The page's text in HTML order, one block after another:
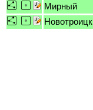
Мирный
Новотроицк